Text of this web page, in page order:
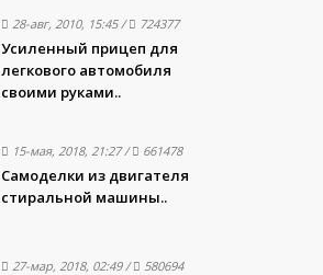
28-авг, 2010, 15:45/ 724377
Усиленный прицеп для
легкового автомобиля
своими руками..
15-мая, 2018, 21:27/ 661478
Самоделки из двигателя
стиральной машины..
27-мар, 2018, 02:49/ 580694